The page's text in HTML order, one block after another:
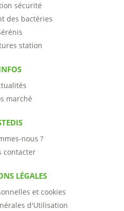
sécurité
des bactéries
station
marché
nous ?
contacter
LÉGALES
et cookies
d'Utilisation